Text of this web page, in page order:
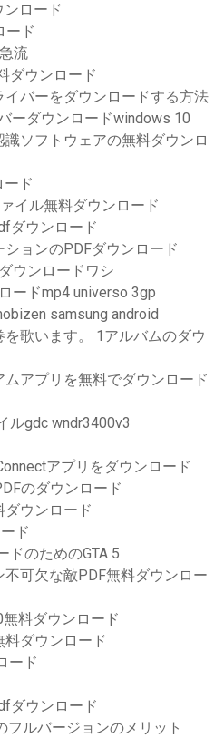
ロード
ード
流
ダウンロード
バーをダウンロードする方法
ーダウンロードwindows 10
ソフトウェアの無料ダウンロ
ド
イル無料ダウンロード
ダウンロード
ョンのPDFダウンロード
ウンロードワシ
ードmp4 universo 3gp
samsung android
歌います。 1アルバムのダウ
アプリを無料でダウンロード
ルgdc wndr3400v3
アプリをダウンロード
のダウンロード
ウンロード
ド
ドのためのGTA 5
可欠な敵PDF無料ダウンロー
料ダウンロード
ダウンロード
ード
ダウンロード
ルバージョンのメリット